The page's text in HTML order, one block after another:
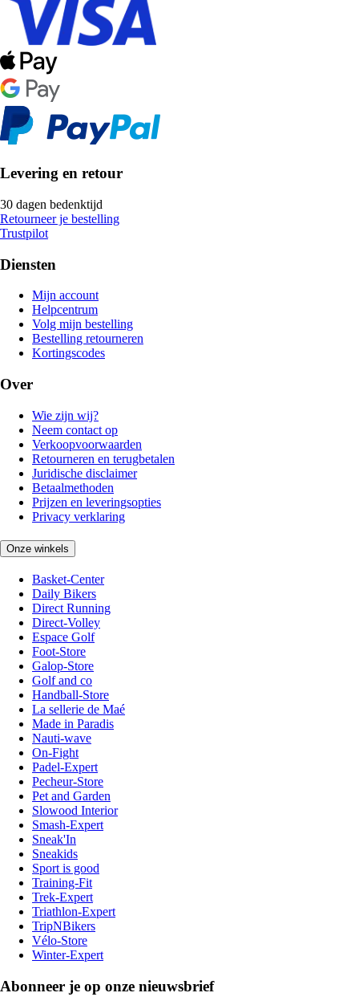
Levering en retour
30 dagen bedenktijd
Retourneer je bestelling
Trustpilot
Diensten
Mijn account
Helpcentrum
Volg mijn bestelling
Bestelling retourneren
Kortingscodes
Over
Wie zijn wij?
Neem contact op
Verkoopvoorwaarden
Retourneren en terugbetalen
Juridische disclaimer
Betaalmethoden
Prijzen en leveringsopties
Privacy verklaring
Onze winkels
Basket-Center
Daily Bikers
Direct Running
Direct-Volley
Espace Golf
Foot-Store
Galop-Store
Golf and co
Handball-Store
La sellerie de Maé
Made in Paradis
Nauti-wave
On-Fight
Padel-Expert
Pecheur-Store
Pet and Garden
Slowood Interior
Smash-Expert
Sneak'In
Sneakids
Sport is good
Training-Fit
Trek-Expert
Triathlon-Expert
TripNBikers
Vélo-Store
Winter-Expert
Abonneer je op onze nieuwsbrief